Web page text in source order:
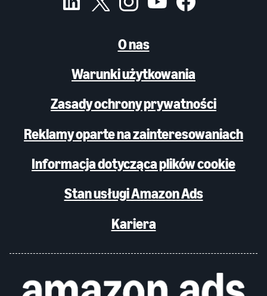
O nas
Warunki użytkowania
Zasady ochrony prywatności
Reklamy oparte na zainteresowaniach
Informacja dotycząca plików cookie
Stan usługi Amazon Ads
Kariera